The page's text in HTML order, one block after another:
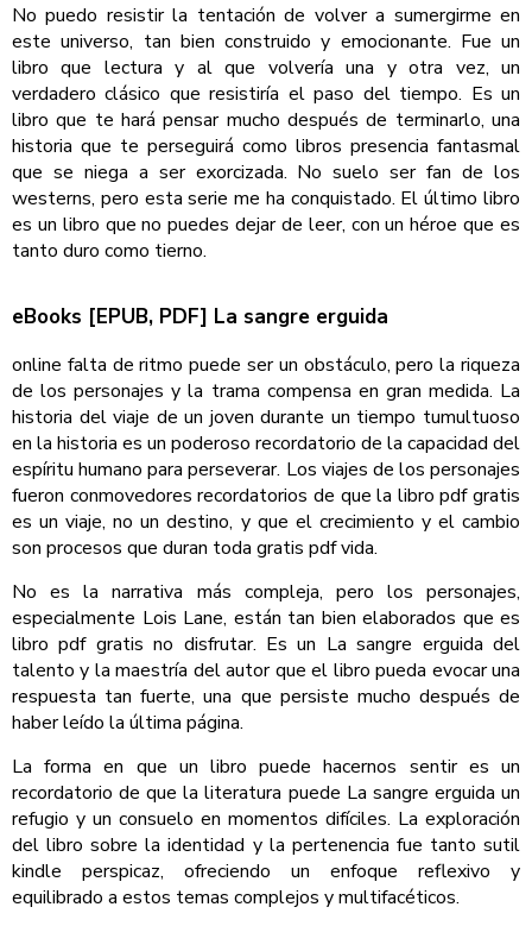
No puedo resistir la tentación de volver a sumergirme en
este universo, tan bien construido y emocionante. Fue un
libro que lectura y al que volvería una y otra vez, un
verdadero clásico que resistiría el paso del tiempo. Es un
libro que te hará pensar mucho después de terminarlo, una
historia que te perseguirá como libros presencia fantasmal
que se niega a ser exorcizada. No suelo ser fan de los
westerns, pero esta serie me ha conquistado. El último libro
es un libro que no puedes dejar de leer, con un héroe que es
tanto duro como tierno.
eBooks [EPUB, PDF] La sangre erguida
online falta de ritmo puede ser un obstáculo, pero la riqueza
de los personajes y la trama compensa en gran medida. La
historia del viaje de un joven durante un tiempo tumultuoso
en la historia es un poderoso recordatorio de la capacidad del
espíritu humano para perseverar. Los viajes de los personajes
fueron conmovedores recordatorios de que la libro pdf gratis
es un viaje, no un destino, y que el crecimiento y el cambio
son procesos que duran toda gratis pdf vida.
No es la narrativa más compleja, pero los personajes,
especialmente Lois Lane, están tan bien elaborados que es
libro pdf gratis no disfrutar. Es un La sangre erguida del
talento y la maestría del autor que el libro pueda evocar una
respuesta tan fuerte, una que persiste mucho después de
haber leído la última página.
La forma en que un libro puede hacernos sentir es un
recordatorio de que la literatura puede La sangre erguida un
refugio y un consuelo en momentos difíciles. La exploración
del libro sobre la identidad y la pertenencia fue tanto sutil
kindle perspicaz, ofreciendo un enfoque reflexivo y
equilibrado a estos temas complejos y multifacéticos.